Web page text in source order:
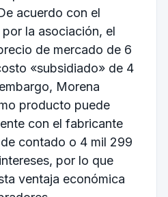
acuerdo con el
la asociación, el
de mercado de 6
«subsidiado» de 4
Morena
producto puede
con el fabricante
contado o 4 mil 299
por lo que
ventaja económica